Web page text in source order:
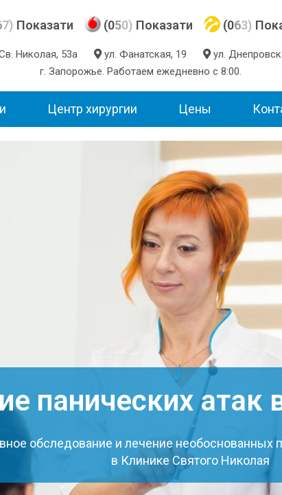
7) Показати (050) Показати
Николая, 53а ул. Фанатская, 19
ул.
г. Запорожье. Работаем ежедневно с 8:00.
(063)
Центр хирургии Цены
панических атак
обследование и лечение необоснованных
в Клинике Святого Николая